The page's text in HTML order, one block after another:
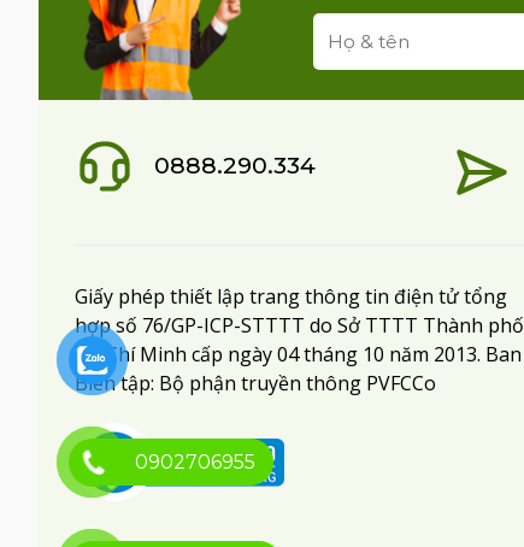
0888.290.334
Giấy phép thiết lập trang thông tin điện tử tổng
hợp số 76/GP-ICP-STTTT do Sở TTTT Thành phố
Hồ Chí Minh cấp ngày 04 tháng 10 năm 2013. Ban
Biên tập: Bộ phận truyền thông PVFCCo
0902706955